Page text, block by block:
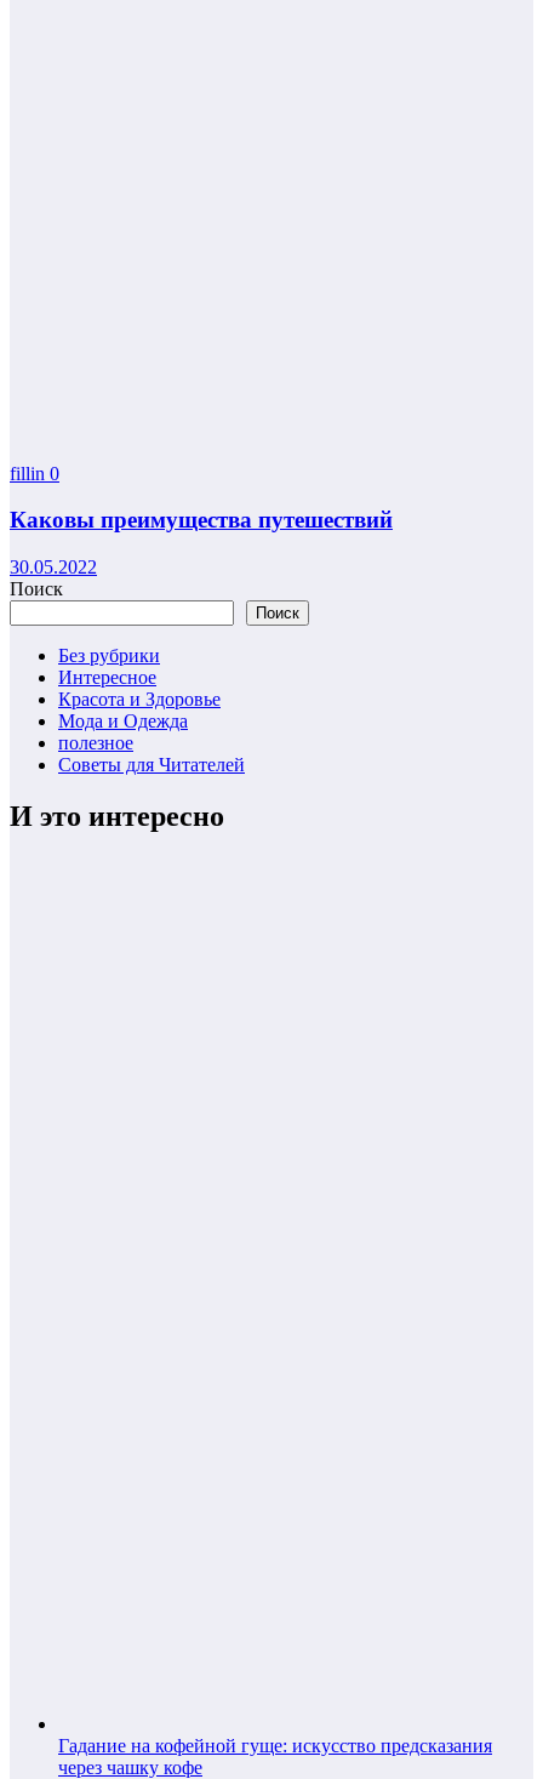
fillin 0
Каковы преимущества путешествий
30.05.2022
Поиск
Поиск
Без рубрики
Интересное
Красота и Здоровье
Мода и Одежда
полезное
Советы для Читателей
И это интересно
Гадание на кофейной гуще: искусство предсказания
через чашку кофе